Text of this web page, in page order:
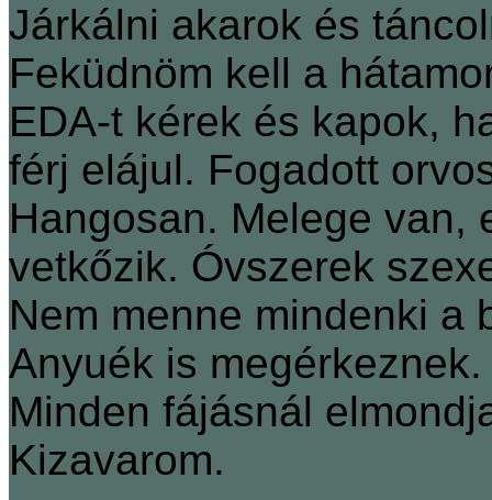
Járkálni akarok és
Feküdnöm kell a
EDA-t kérek és kapok,
férj elájul. Fogadott
Hangosan. Melege van,
vetkőzik. Óvszerek
Nem menne mindenki a
Anyuék is
Minden fájásnál
Kizavarom.